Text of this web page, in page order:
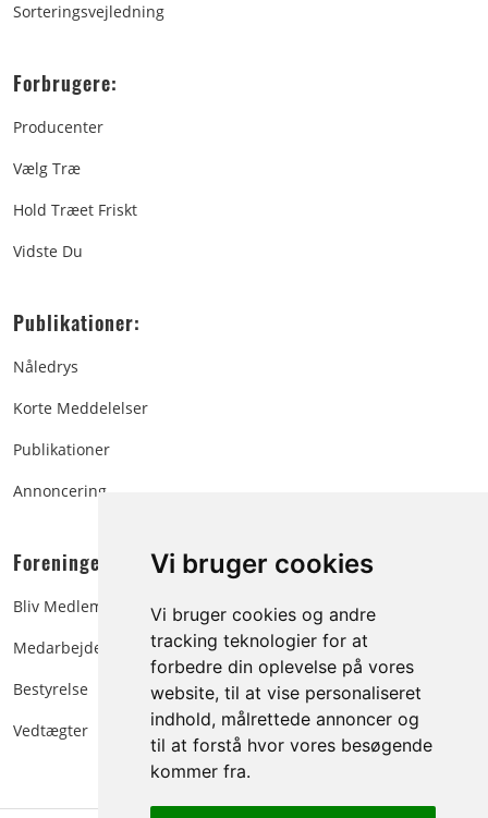
Vi bruger cookies
Vi bruger cookies og andre
tracking teknologier for at
forbedre din oplevelse på vores
website, til at vise personaliseret
indhold, målrettede annoncer og
til at forstå hvor vores besøgende
kommer fra.
Sorteringsvejledning
Forbrugere:
Producenter
Vælg Træ
Hold Træet Friskt
Vidste Du
Publikationer:
Nåledrys
Korte Meddelelser
Publikationer
Annoncering
Foreningen:
Bliv Medlem
Medarbejdere
Bestyrelse
Vedtægter